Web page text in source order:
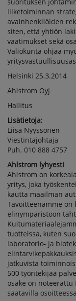
liiketoiminnan
avainhenkilöiden
siten, että yhtiön
vaatimukset sekä
Valiokunta ohjaa
Helsinki 25.3.2014
Ahlstrom Oyj
Hallitus
Lisätietoja:
Liisa Nyyssönen
Viestintäjohtaja
Puh. 010 888 4757
Ahlstrom lyhyesti
Ahlstrom on
yritys, joka
kautta maailman
Tavoitteenamme on
elinympäristöön
tuotteissa, kuten
laboratorio- ja
jatkuvista
500 työntekijää
osake on noteerattu
saatavilla osoitteessa